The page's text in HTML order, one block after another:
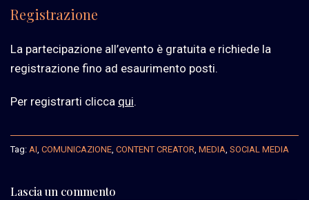
Registrazione
La partecipazione all’evento è gratuita e richiede la
registrazione fino ad esaurimento posti.
Per registrarti clicca qui.
Tag: AI COMUNICAZIONE CONTENT CREATOR MEDIA SOCIAL MEDIA
Lascia un commento